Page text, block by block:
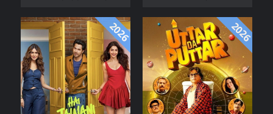
2026 2026